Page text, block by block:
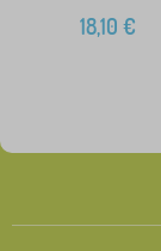
18,10 €